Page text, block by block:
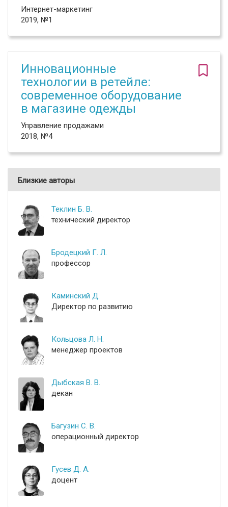
Интернет-маркетинг
2019, №1
Инновационные
технологии в ретейле:
современное оборудование
в магазине одежды
Управление продажами
2018, №4
Близкие авторы
Теклин Б. В.
технический директор
Бродецкий Г. Л.
профессор
Каминский Д.
Директор по развитию
Кольцова Л. Н.
менеджер проектов
Дыбская В. В.
декан
Багузин С. В.
операционный директор
Гусев Д. А.
доцент